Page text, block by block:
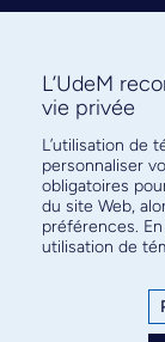
pour
L’UdeM
vie privée
L’utilisation de
personnaliser
obligatoires
du site Web,
préférences.
utilisation de